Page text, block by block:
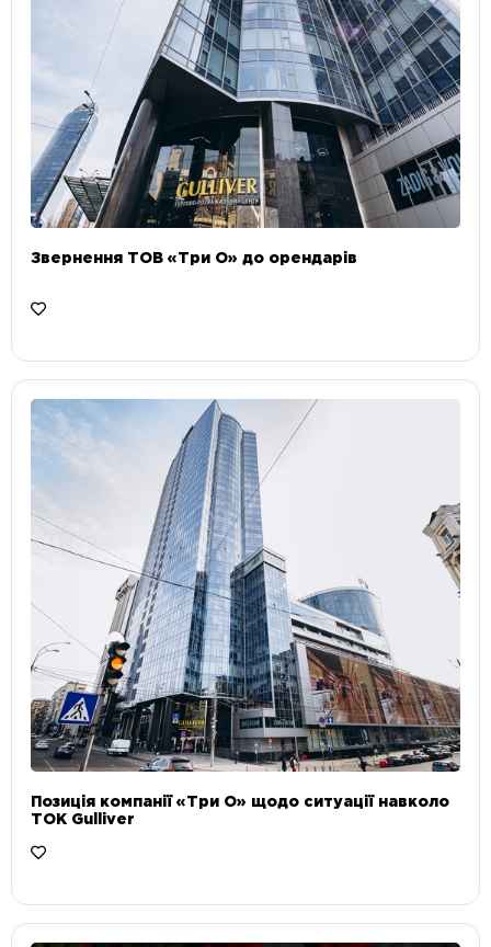
Звернення ТОВ «Три О» до орендарів
Позиція компанії «Три О» щодо ситуації навколо
ТОК Gulliver